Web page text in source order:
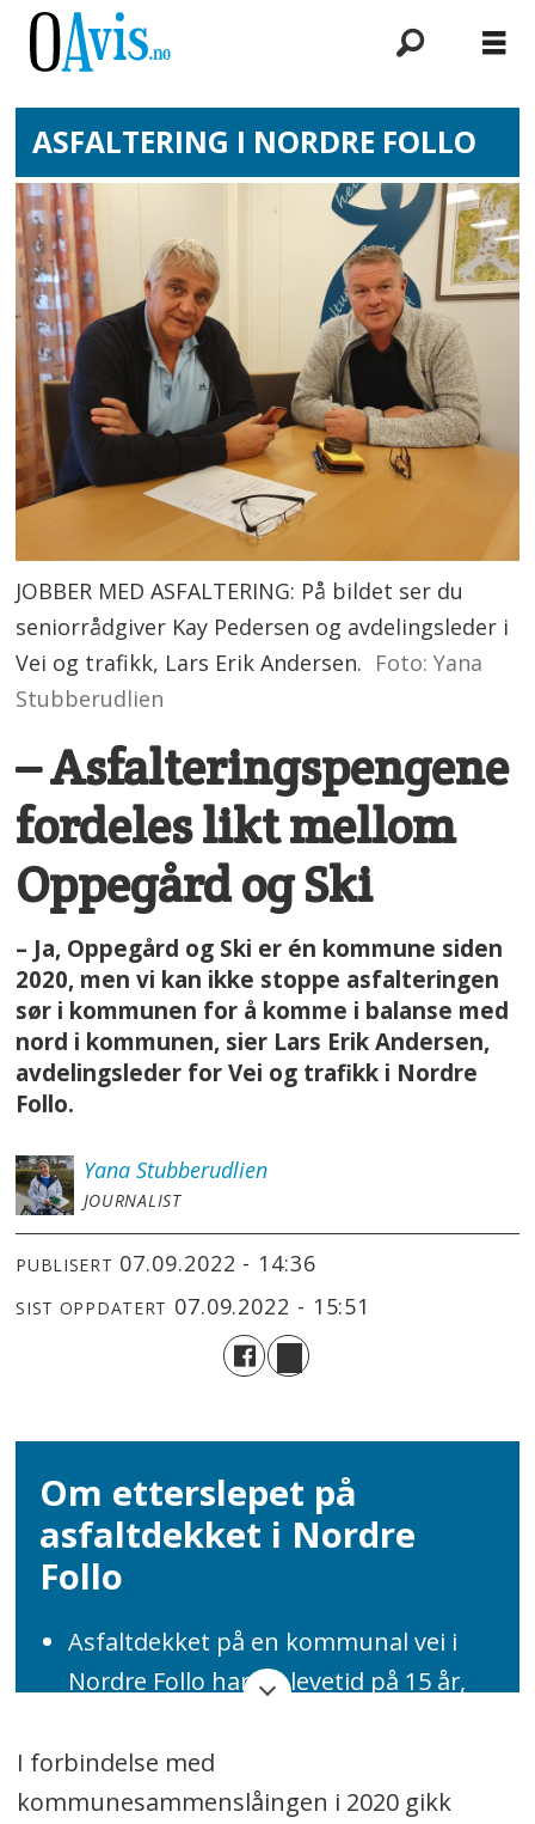
ASFALTERING I NORDRE FOLLO
JOBBER MED ASFALTERING: På bildet ser du
seniorrådgiver Kay Pedersen og avdelingsleder i
Vei og trafikk, Lars Erik Andersen. Foto: Yana
Stubberudlien
– Asfalteringspengene
fordeles likt mellom
Oppegård og Ski
– Ja, Oppegård og Ski er én kommune siden
2020, men vi kan ikke stoppe asfalteringen
sør i kommunen for å komme i balanse med
nord i kommunen, sier Lars Erik Andersen,
avdelingsleder for Vei og trafikk i Nordre
Follo.
Yana Stubberudlien
JOURNALIST
PUBLISERT 07.09.2022 - 14:36
SIST OPPDATERT 07.09.2022 - 15:51
Om etterslepet på
asfaltdekket i Nordre
Follo
Asfaltdekket på en kommunal vei i
Nordre Follo har en levetid på 15 år,
Dette gir et årlig asfalteringsbehov på
20 millioner kroner for kjøreveiene.
I forbindelse med
kommunesammenslåingen i 2020 gikk